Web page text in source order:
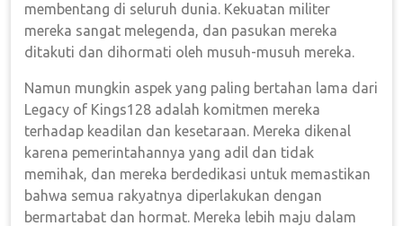
membentang di seluruh dunia. Kekuatan militer
mereka sangat melegenda, dan pasukan mereka
ditakuti dan dihormati oleh musuh-musuh mereka.
Namun mungkin aspek yang paling bertahan lama dari
Legacy of Kings128 adalah komitmen mereka
terhadap keadilan dan kesetaraan. Mereka dikenal
karena pemerintahannya yang adil dan tidak
memihak, dan mereka berdedikasi untuk memastikan
bahwa semua rakyatnya diperlakukan dengan
bermartabat dan hormat. Mereka lebih maju dalam